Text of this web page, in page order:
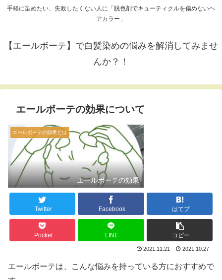
手軽に染めたい、失敗したくない人に「脱色剤でキューティクルを傷めないヘ
アカラー」
【エールボーテ】で白髪染めの悩みを解消してみませ
んか？！
エールボーテの効果について
エールボーテの効果とは
エールボーテの効果
Twitter Facebook はてブ
Pocket LINE コピー
2021.11.21 2021.10.27
エールボーテは、こんな悩みを持っている方におすすめで